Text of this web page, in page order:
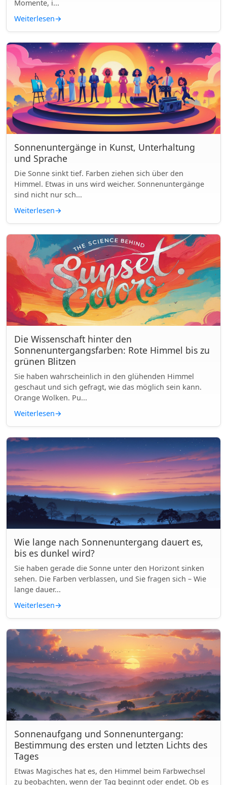
Momente, i...
Weiterlesen→
Sonnenuntergänge in Kunst, Unterhaltung
und Sprache
Die Sonne sinkt tief. Farben ziehen sich über den
Himmel. Etwas in uns wird weicher. Sonnenuntergänge
sind nicht nur sch...
Weiterlesen→
Die Wissenschaft hinter den
Sonnenuntergangsfarben: Rote Himmel bis zu
grünen Blitzen
Sie haben wahrscheinlich in den glühenden Himmel
geschaut und sich gefragt, wie das möglich sein kann.
Orange Wolken. Pu...
Weiterlesen→
Wie lange nach Sonnenuntergang dauert es,
bis es dunkel wird?
Sie haben gerade die Sonne unter den Horizont sinken
sehen. Die Farben verblassen, und Sie fragen sich – Wie
lange dauer...
Weiterlesen→
Sonnenaufgang und Sonnenuntergang:
Bestimmung des ersten und letzten Lichts des
Tages
Etwas Magisches hat es, den Himmel beim Farbwechsel
zu beobachten, wenn der Tag beginnt oder endet. Ob es